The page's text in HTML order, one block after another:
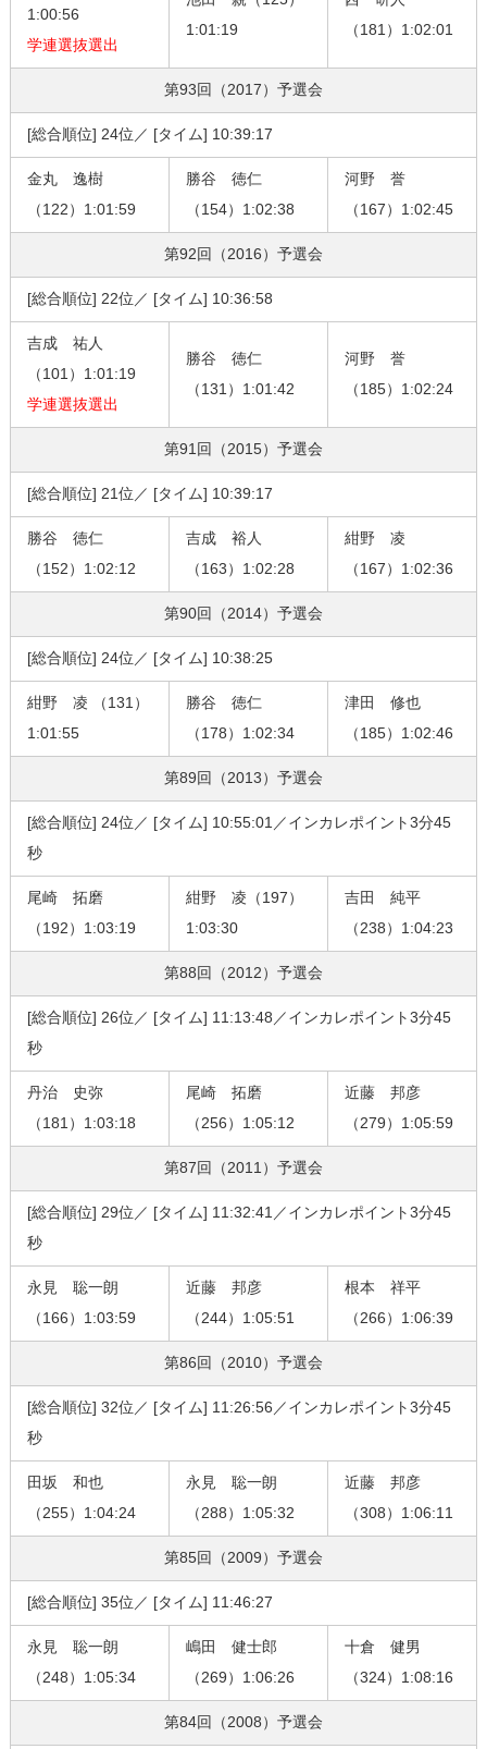
1:00:56
学連選抜選出
1:01:19
（181）1:02:01
第93回（2017） 予選会
[総合順位] 24位／ [タイム] 10:39:17
金丸 逸樹
（122）1:01:59
勝谷 徳仁
（154）1:02:38
河野 誉
（167）1:02:45
第92回（2016） 予選会
[総合順位] 22位／ [タイム] 10:36:58
吉成 祐人
（101）1:01:19
学連選抜選出
勝谷 徳仁
（131）1:01:42
河野 誉
（185）1:02:24
第91回（2015） 予選会
[総合順位] 21位／ [タイム] 10:39:17
勝谷 徳仁
（152）1:02:12
吉成 裕人
（163）1:02:28
紺野 凌
（167）1:02:36
第90回（2014） 予選会
[総合順位] 24位／ [タイム] 10:38:25
紺野 凌 （131）
1:01:55
勝谷 徳仁
（178）1:02:34
津田 修也
（185）1:02:46
第89回（2013） 予選会
[総合順位] 24位／ [タイム] 10:55:01／インカレポイント3分45
秒
尾崎 拓磨
（192）1:03:19
紺野 凌（197）
1:03:30
吉田 純平
（238）1:04:23
第88回（2012） 予選会
[総合順位] 26位／ [タイム] 11:13:48／インカレポイント3分45
秒
丹治 史弥
（181）1:03:18
尾崎 拓磨
（256）1:05:12
近藤 邦彦
（279）1:05:59
第87回（2011） 予選会
[総合順位] 29位／ [タイム] 11:32:41／インカレポイント3分45
秒
永見 聡一朗
（166）1:03:59
近藤 邦彦
（244）1:05:51
根本 祥平
（266）1:06:39
第86回（2010） 予選会
[総合順位] 32位／ [タイム] 11:26:56／インカレポイント3分45
秒
田坂 和也
（255）1:04:24
永見 聡一朗
（288）1:05:32
近藤 邦彦
（308）1:06:11
第85回（2009） 予選会
[総合順位] 35位／ [タイム] 11:46:27
永見 聡一朗
（248）1:05:34
嶋田 健士郎
（269）1:06:26
十倉 健男
（324）1:08:16
第84回（2008） 予選会